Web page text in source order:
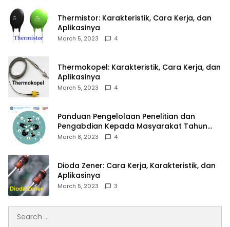
Thermistor: Karakteristik, Cara Kerja, dan
Aplikasinya
March 5, 2023 4
Thermokopel: Karakteristik, Cara Kerja, dan
Aplikasinya
March 5, 2023 4
Panduan Pengelolaan Penelitian dan
Pengabdian Kepada Masyarakat Tahun
2023
March 8, 2023 4
Dioda Zener: Cara Kerja, Karakteristik, dan
Aplikasinya
March 5, 2023 3
for: